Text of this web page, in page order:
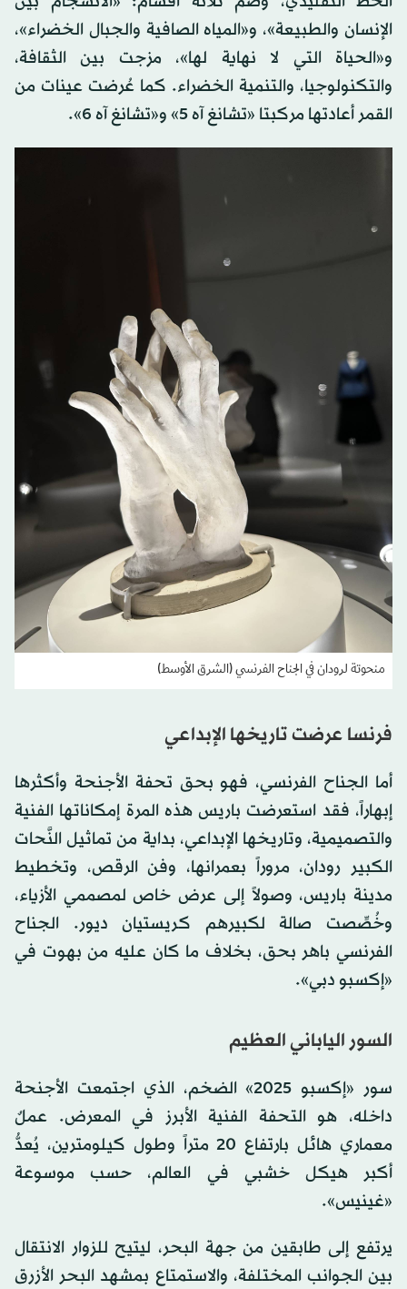
الإنسان والطبيعة»، و«المياه الصافية والجبال الخضراء»،
و«الحياة التي لا نهاية لها»، مزجت بين الثقافة،
والتكنولوجيا، والتنمية الخضراء. كما عُرضت عينات من
القمر أعادتها مركبتا «تشانغ آه 5» و«تشانغ آه 6».
منحوتة لرودان في الجناح الفرنسي (الشرق الأوسط)
فرنسا عرضت تاريخها الإبداعي
أما الجناح الفرنسي، فهو بحق تحفة الأجنحة وأكثرها
إبهاراً، فقد استعرضت باريس هذه المرة إمكاناتها الفنية
والتصميمية، وتاريخها الإبداعي، بداية من تماثيل النَّحات
الكبير رودان، مروراً بعمرانها، وفن الرقص، وتخطيط
مدينة باريس، وصولاً إلى عرض خاص لمصممي الأزياء،
وخُصِّصت صالة لكبيرهم كريستيان ديور. الجناح
الفرنسي باهر بحق، بخلاف ما كان عليه من بهوت في
«إكسبو دبي».
السور الياباني العظيم
سور «إكسبو 2025» الضخم، الذي اجتمعت الأجنحة
داخله، هو التحفة الفنية الأبرز في المعرض. عملٌ
معماري هائل بارتفاع 20 متراً وطول كيلومترين، يُعدُّ
أكبر هيكل خشبي في العالم، حسب موسوعة
«غينيس».
يرتفع إلى طابقين من جهة البحر، ليتيح للزوار الانتقال
بين الجوانب المختلفة، والاستمتاع بمشهد البحر الأزرق